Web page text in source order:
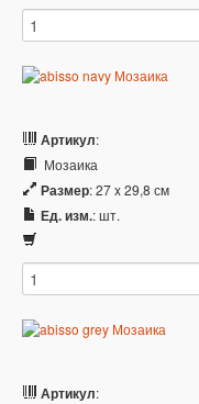
Артикул:
Мозаика
Размер: 27 x 29,8 см
Ед. изм.: шт.
Артикул: